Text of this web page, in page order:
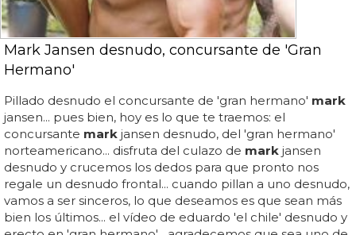
Mark Jansen desnudo, concursante de 'Gran
Hermano'
Pillado desnudo el concursante de 'gran hermano' mark
jansen... pues bien, hoy es lo que te traemos: el
concursante mark jansen desnudo, del 'gran hermano'
norteamericano... disfruta del culazo de mark jansen
desnudo y crucemos los dedos para que pronto nos
regale un desnudo frontal... cuando pillan a uno desnudo,
vamos a ser sinceros, lo que deseamos es que sean más
bien los últimos... el vídeo de eduardo 'el chile' desnudo y